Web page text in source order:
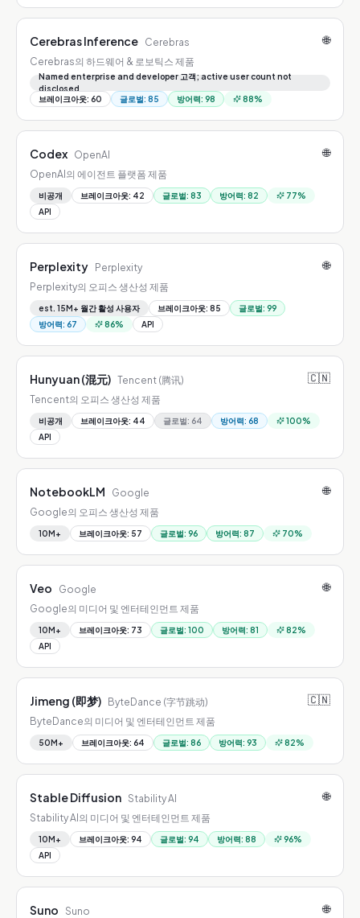
Cerebras Inference Cerebras 🌐
Cerebras의 하드웨어 & 로보틱스 제품
Named enterprise and developer 고객; active user count not
disclosed
브레이크아웃: 60 글로벌: 85 방어력: 98 88%
Codex OpenAI 🌐
OpenAI의 에이전트 플랫폼 제품
비공개 브레이크아웃: 42 글로벌: 83 방어력: 82 77%
API
Perplexity Perplexity 🌐
Perplexity의 오피스 생산성 제품
est. 15M+ 월간 활성 사용자 브레이크아웃: 85 글로벌: 99
방어력: 67 86% API
Hunyuan (混元) Tencent (腾讯) 🇨🇳
Tencent의 오피스 생산성 제품
비공개 브레이크아웃: 44 글로벌: 64 방어력: 68 100%
API
NotebookLM Google 🌐
Google의 오피스 생산성 제품
10M+ 브레이크아웃: 57 글로벌: 96 방어력: 87 70%
Veo Google 🌐
Google의 미디어 및 엔터테인먼트 제품
10M+ 브레이크아웃: 73 글로벌: 100 방어력: 81 82%
API
Jimeng (即梦) ByteDance (字节跳动) 🇨🇳
ByteDance의 미디어 및 엔터테인먼트 제품
50M+ 브레이크아웃: 64 글로벌: 86 방어력: 93 82%
Stable Diffusion Stability AI 🌐
Stability AI의 미디어 및 엔터테인먼트 제품
10M+ 브레이크아웃: 94 글로벌: 94 방어력: 88 96%
API
Suno Suno 🌐